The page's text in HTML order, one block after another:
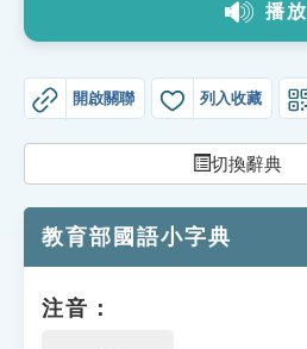
教學應用
播放
開啟關聯 列入收藏
切換辭典
教育部國語小字典
注音：